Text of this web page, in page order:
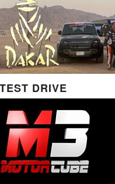
DRIVE